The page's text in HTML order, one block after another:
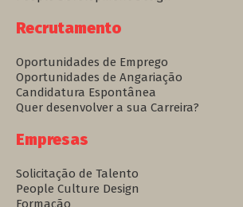
Recrutamento
Oportunidades de Emprego
Oportunidades de Angariação
Candidatura Espontânea
Quer desenvolver a sua Carreira?
Empresas
Solicitação de Talento
People Culture Design
Formação